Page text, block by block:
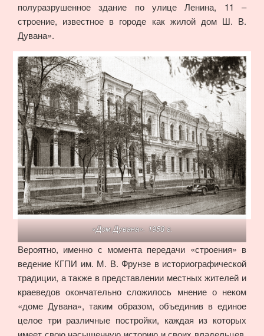
полуразрушенное здание по улице Ленина, 11 –
строение, известное в городе как жилой дом Ш. В.
Дувана».
«Дом Дувана». 1958 г.
Вероятно, именно с момента передачи «строения» в
ведение КГПИ им. М. В. Фрунзе в историографической
традиции, а также в представлении местных жителей и
краеведов окончательно сложилось мнение о неком
«доме Дувана», таким образом, объединив в единое
целое три различные постройки, каждая из которых